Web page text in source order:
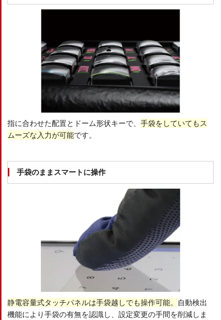
指に合わせた配置とドーム形状キーで、 手袋をしていてもス
ムーズな入力が可能です。
手袋のままスマートに操作
静電容量式タッチパネルは手袋越しでも操作可能。
自動検出
機能により手袋の有無を認識し、設定変更の手間を削減しま